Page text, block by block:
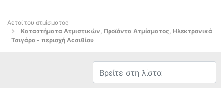
Αετοί του ατμίσματος
Καταστήματα Ατμιστικών, Προϊόντα Ατμίσματος, Ηλεκτρονικά
Τσιγάρα - περιοχή Λασιθίου